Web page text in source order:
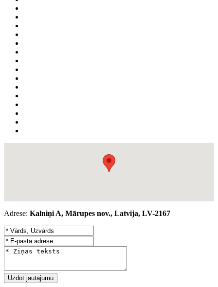
Adrese: Kalniņi A, Mārupes nov., Latvija, LV-2167